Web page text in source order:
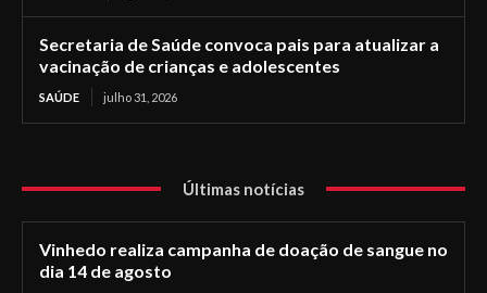
Secretaria de Saúde convoca pais para atualizar a
vacinação de crianças e adolescentes
SAÚDE julho 31, 2026
Últimas notícias
Vinhedo realiza campanha de doação de sangue no
dia 14 de agosto